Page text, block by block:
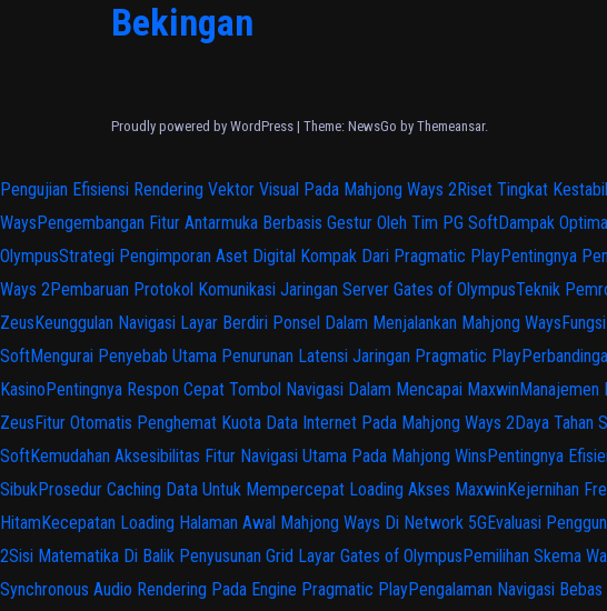
Bekingan
Proudly powered by WordPress | Theme: NewsGo by Themeansar.
Pengujian Efisiensi Rendering Vektor Visual Pada Mahjong Ways 2Riset Tingkat
WaysPengembangan Fitur Antarmuka Berbasis Gestur Oleh Tim PG SoftDampak
OlympusStrategi Pengimporan Aset Digital Kompak Dari Pragmatic PlayPentingnya
Ways 2Pembaruan Protokol Komunikasi Jaringan Server Gates of OlympusTeknik
ZeusKeunggulan Navigasi Layar Berdiri Ponsel Dalam Menjalankan Mahjong Ways
SoftMengurai Penyebab Utama Penurunan Latensi Jaringan Pragmatic Play
KasinoPentingnya Respon Cepat Tombol Navigasi Dalam Mencapai Maxwin
ZeusFitur Otomatis Penghemat Kuota Data Internet Pada Mahjong Ways 2Daya Tahan
SoftKemudahan Aksesibilitas Fitur Navigasi Utama Pada Mahjong WinsPentingnya
SibukProsedur Caching Data Untuk Mempercepat Loading Akses MaxwinKejernihan
HitamKecepatan Loading Halaman Awal Mahjong Ways Di Network 5GEvaluasi
2Sisi Matematika Di Balik Penyusunan Grid Layar Gates of OlympusPemilihan Skema
Synchronous Audio Rendering Pada Engine Pragmatic PlayPengalaman Navigasi